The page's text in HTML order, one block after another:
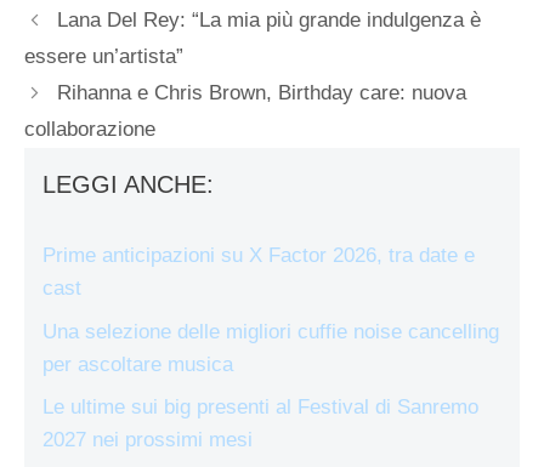
Lana Del Rey: “La mia più grande indulgenza è
essere un’artista”
Rihanna e Chris Brown, Birthday care: nuova
collaborazione
LEGGI ANCHE:
Prime anticipazioni su X Factor 2026, tra date e
cast
Una selezione delle migliori cuffie noise cancelling
per ascoltare musica
Le ultime sui big presenti al Festival di Sanremo
2027 nei prossimi mesi